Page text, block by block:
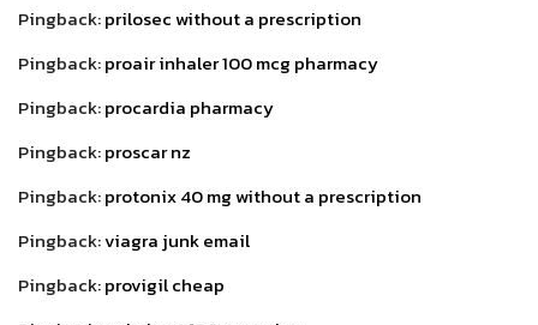
Pingback:prilosec without a prescription
Pingback:proair inhaler 100 mcg pharmacy
Pingback:procardia pharmacy
Pingback:proscar nz
Pingback:protonix 40 mg without a prescription
Pingback:viagra junk email
Pingback:provigil cheap